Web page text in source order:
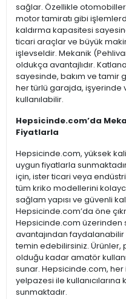
sağlar. Özellikle
motor tamiratı gibi
kaldırma kapasitesi
ticari araçlar ve büyük
işlevseldir. Mekanik
oldukça avantajlıdır.
sayesinde, bakım ve tamir
her türlü garajda, işyerinde
kullanılabilir.
Hepsicinde.com’da
Fiyatlarla
Hepsicinde.com, yüksek
uygun fiyatlarla
için, ister ticari veya
tüm kriko modellerini
sağlam yapısı ve güvenli
Hepsicinde.com’da öne
Hepsicinde.com üzerinden
avantajından
temin edebilirsiniz. Ürünler,
olduğu kadar amatör
sunar. Hepsicinde.com, her
yelpazesi ile
sunmaktadır.